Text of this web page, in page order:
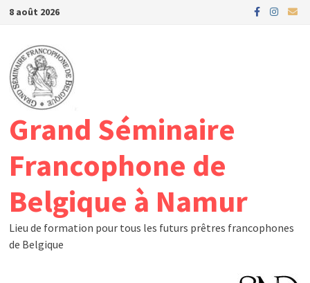
Passer
contenu
8 août 2026
Grand Séminaire
Francophone de
Belgique à Namur
Lieu de formation pour tous les futurs prêtres francophones
de Belgique